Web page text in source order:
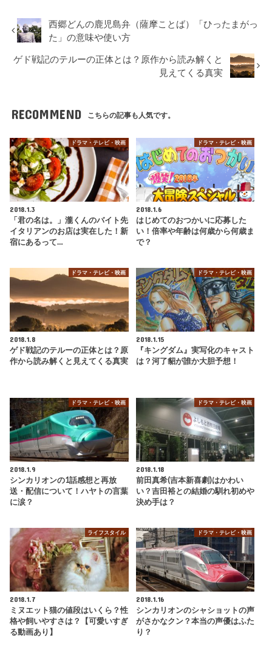
西郷どんの鹿児島弁（薩摩ことば）「ひったまがっ
た」の意味や使い方
ゲド戦記のテルーの正体とは？原作から読み解くと
見えてくる真実
RECOMMEND こちらの記事も人気です。
ドラマ・テレビ・映画
2018.1.3
「君の名は。」瀧くんのバイト先
イタリアンのお店は実在した！新
宿にあるって…
ドラマ・テレビ・映画
2018.1.6
はじめてのおつかいに応募した
い！倍率や年齢は何歳から何歳ま
で？
ドラマ・テレビ・映画
2018.1.8
ゲド戦記のテルーの正体とは？原
作から読み解くと見えてくる真実
ドラマ・テレビ・映画
2018.1.15
『キングダム』実写化のキャスト
は？河了貂が誰か大胆予想！
ドラマ・テレビ・映画
2018.1.9
シンカリオンの1話感想と再放
送・配信について！ハヤトの言葉
に涙？
ドラマ・テレビ・映画
2018.1.18
前田真希(吉本新喜劇)はかわい
い？吉田裕との結婚の馴れ初めや
決め手は？
ライフスタイル
2018.1.7
ミヌエット猫の値段はいくら？性
格や飼いやすさは？【可愛いすぎ
る動画あり】
ドラマ・テレビ・映画
2018.1.16
シンカリオンのシャショットの声
がさかなクン？本当の声優はふた
り？